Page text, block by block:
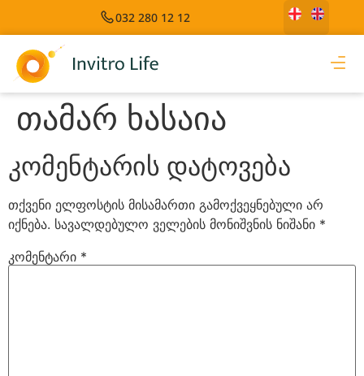
032 280 12 12
თამარ ხასაია
კომენტარის დატოვება
თქვენი ელფოსტის მისამართი გამოქვეყნებული არ
იქნება. სავალდებულო ველების მონიშვნის ნიშანი *
კომენტარი *